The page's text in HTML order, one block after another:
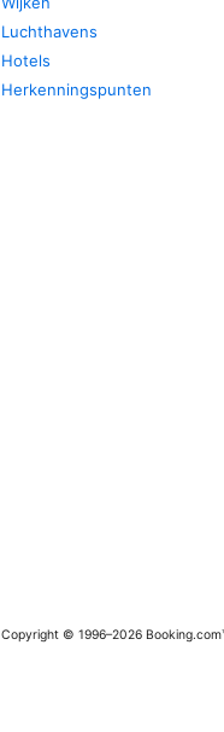
Luchthavens
Hotels
Herkenningspunten
Copyright © 1996–2026